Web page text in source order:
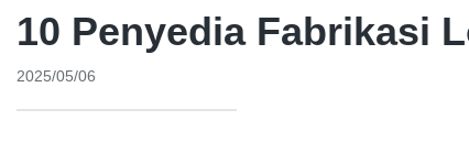
10 Penyedia Fabrikasi
2025/05/06